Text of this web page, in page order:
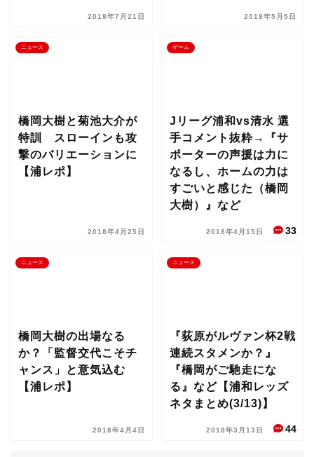
2018年7月21日 2018年5月5日
ニュース
橋岡大樹と菊池大介が
特訓 スローインも攻
撃のバリエーションに
【浦レポ】
2018年4月25日
ゲーム
Jリーグ浦和vs清水 選
手コメント抜粋→『サ
ポーターの声援は力に
なるし、ホームの力は
すごいと感じた（橋岡
大樹）』など
2018年4月15日 33
ニュース
橋岡大樹の出場なる
か？「監督交代こそチ
ャンス」と意気込む
【浦レポ】
2018年4月4日
ニュース
『荻原がルヴァン杯2戦
連続スタメンか？』
『橋岡がご馳走にな
る』など【浦和レッズ
ネタまとめ(3/13)】
2018年3月13日 44